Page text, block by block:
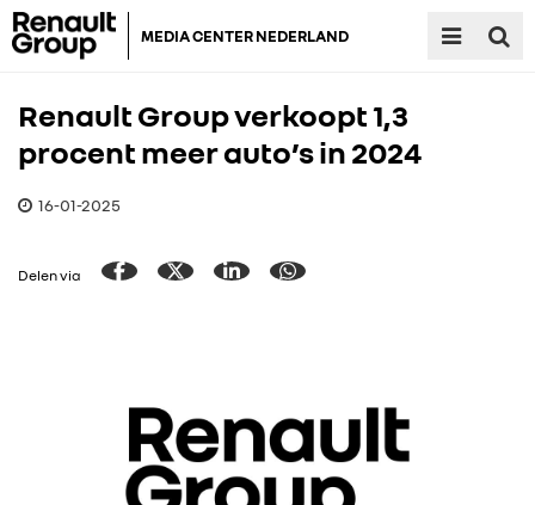
MEDIA CENTER NEDERLAND
Renault Group verkoopt 1,3
procent meer auto’s in 2024
16-01-2025
Delen via